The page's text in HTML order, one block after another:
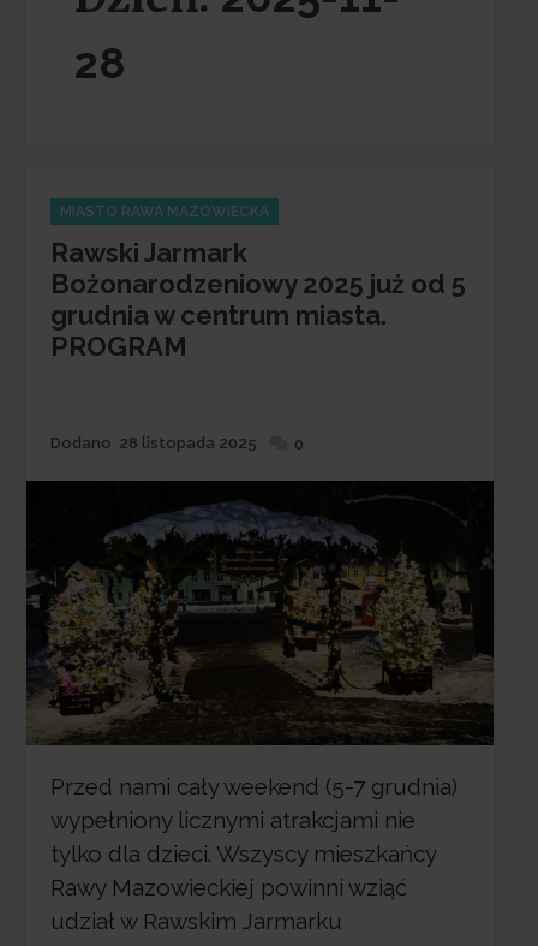
28
Categories
MIASTO RAWA MAZOWIECKA
Rawski Jarmark
Bożonarodzeniowy 2025 już od 5
grudnia w centrum miasta.
PROGRAM
Dodane
Dodano 28 listopada 2025 0
Przed nami cały weekend (5-7 grudnia)
wypełniony licznymi atrakcjami nie
tylko dla dzieci. Wszyscy mieszkańcy
Rawy Mazowieckiej powinni wziąć
udział w Rawskim Jarmarku